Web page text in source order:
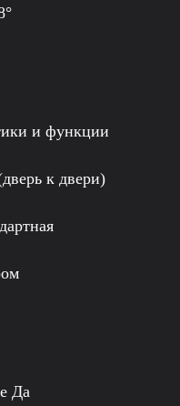
и функции
к двери)
Да